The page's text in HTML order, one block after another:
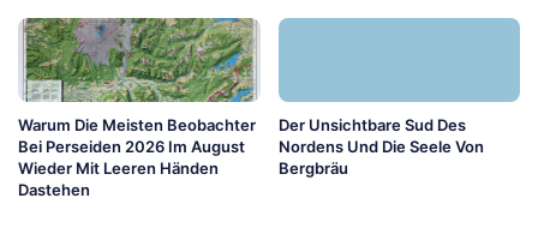
Warum Die Meisten Beobachter
Bei Perseiden 2026 Im August
Wieder Mit Leeren Händen
Dastehen
Der Unsichtbare Sud Des
Nordens Und Die Seele Von
Bergbräu